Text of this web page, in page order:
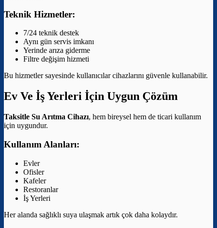
Teknik Hizmetler:
7/24 teknik destek
Aynı gün servis imkanı
Yerinde arıza giderme
Filtre değişim hizmeti
Bu hizmetler sayesinde kullanıcılar cihazlarını güvenle kullanabilir.
Ev Ve İş Yerleri İçin Uygun Çözüm
Taksitle Su Arıtma Cihazı, hem bireysel hem de ticari kullanım
için uygundur.
Kullanım Alanları:
Evler
Ofisler
Kafeler
Restoranlar
İş Yerleri
Her alanda sağlıklı suya ulaşmak artık çok daha kolaydır.